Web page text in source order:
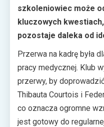
szkoleniowiec może
kluczowych
pozostaje daleka od
Przerwa na kadrę była
pracy medycznej. Klub
przerwy, by
Thibauta Courtois i
co oznacza ogromne
jest gotowy do